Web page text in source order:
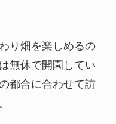
り畑を楽しめるの
無休で開園してい
都合に合わせて訪